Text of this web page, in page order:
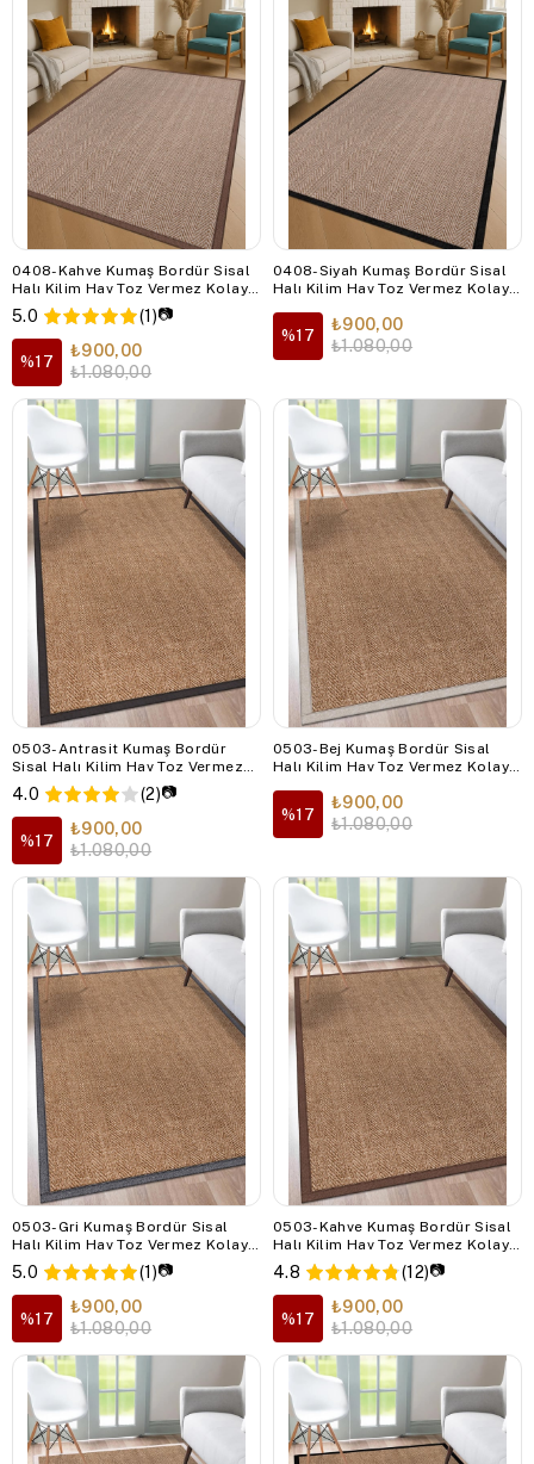
0408-Kahve Kumaş Bordür Sisal
Halı Kilim Hav Toz Vermez Kolay
Temizlenen Hasır Kilim
5.0 (1)📷
%17
₺900,00
₺1.080,00
0408-Siyah Kumaş Bordür Sisal
Halı Kilim Hav Toz Vermez Kolay
%17
₺900,00
₺1.080,00
0503-Antrasit Kumaş Bordür
Sisal Halı Kilim Hav Toz Vermez
Kolay Temizlenen Hasır Kilim
4.0 (2)📷
%17
₺900,00
₺1.080,00
0503-Bej Kumaş Bordür Sisal
Halı Kilim Hav Toz Vermez Kolay
%17
₺900,00
₺1.080,00
0503-Gri Kumaş Bordür Sisal
Halı Kilim Hav Toz Vermez Kolay
Temizlenen Hasır Kilim
5.0 (1)📷
%17
₺900,00
₺1.080,00
0503-Kahve Kumaş Bordür Sisal
Halı Kilim Hav Toz Vermez Kolay
Temizlenen Hasır Kilim
4.8 (12)📷
%17
₺900,00
₺1.080,00